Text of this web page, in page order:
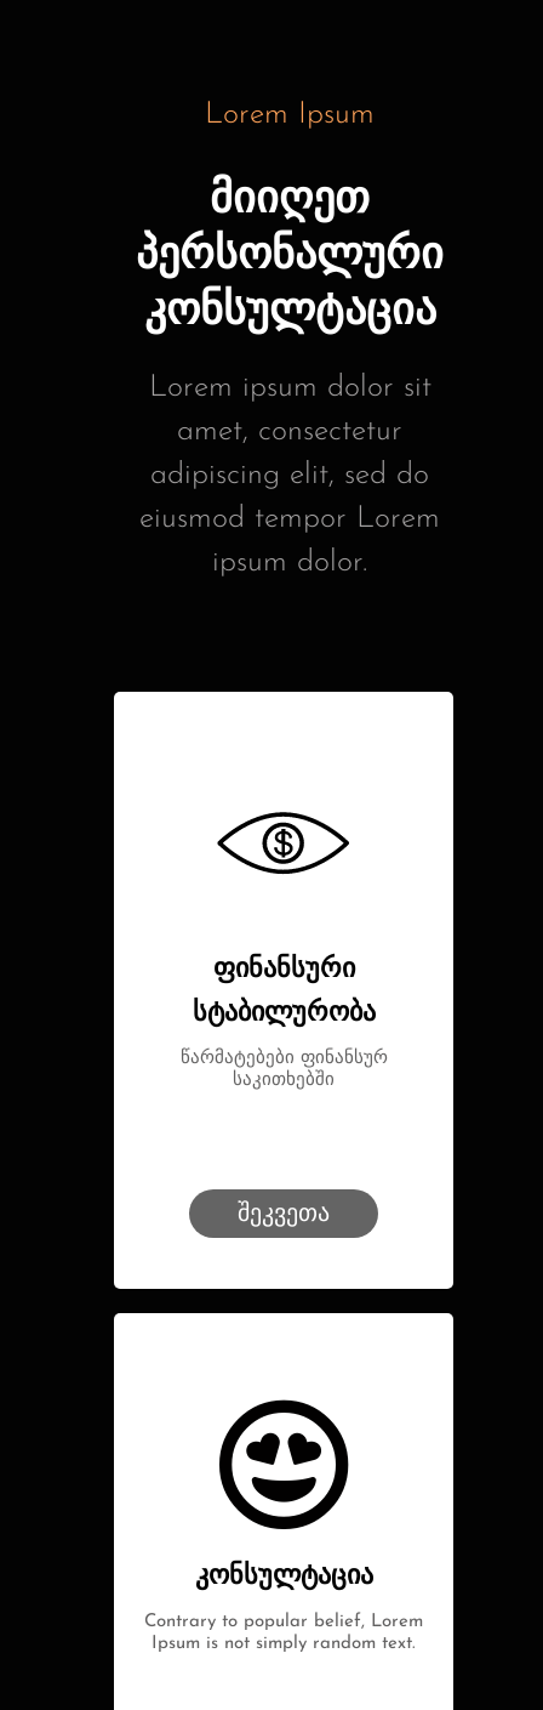
Lorem Ipsum
მიიღეთ
პერსონალური
კონსულტაცია
Lorem ipsum dolor sit
amet, consectetur
adipiscing elit, sed do
eiusmod tempor Lorem
ipsum dolor.
ფინანსური
სტაბილურობა
წარმატებები ფინანსურ
საკითხებში
შეკვეთა
კონსულტაცია
Contrary to popular belief, Lorem
Ipsum is not simply random text.